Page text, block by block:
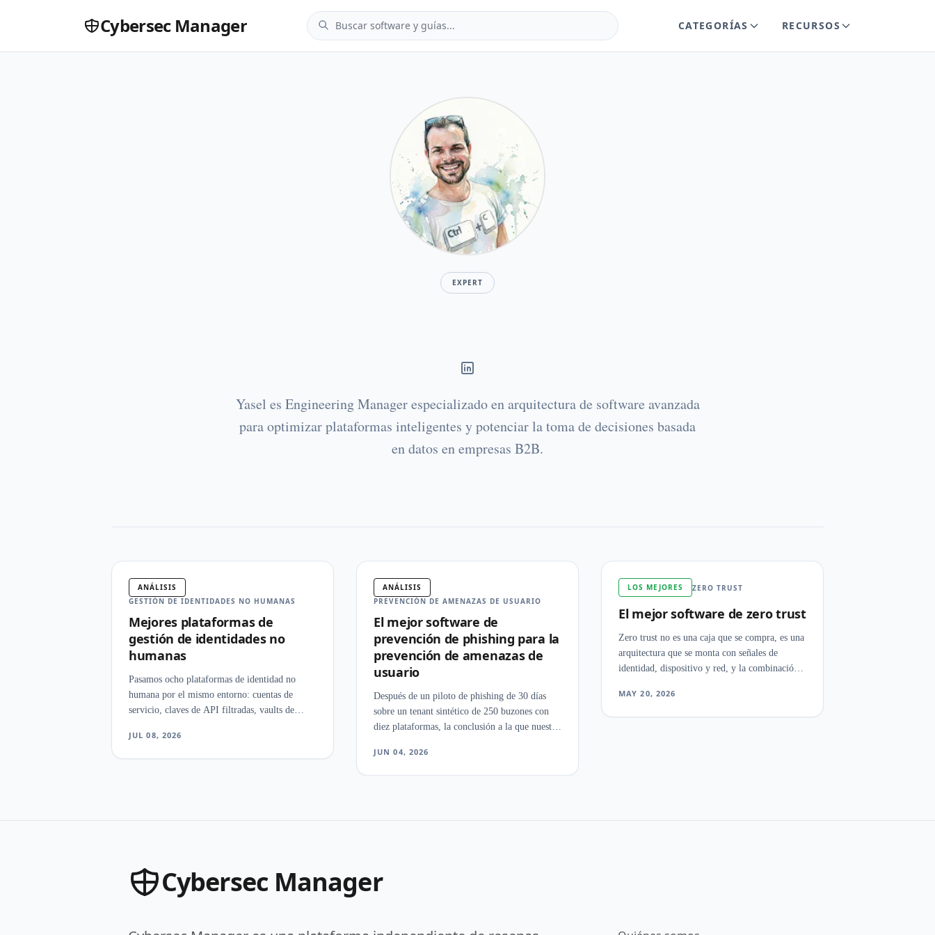
Cybersec Manager CATEGORÍAS RECURSOS
EXPERT
Yasel es Engineering Manager especializado en arquitectura de software avanzada
para optimizar plataformas inteligentes y potenciar la toma de decisiones basada
en datos en empresas B2B.
ANÁLISIS
GESTIÓN DE IDENTIDADES NO HUMANAS
Mejores plataformas de
gestión de identidades no
humanas
Pasamos ocho plataformas de identidad no
humana por el mismo entorno: cuentas de
servicio, claves de API filtradas, vaults de
inventariado. La sorpresa fue lo poco que la
categoría se pone de acuerdo sobre qué es una
JUL 08, 2026
ANÁLISIS
PREVENCIÓN DE AMENAZAS DE USUARIO
El mejor software de
prevención de phishing para la
prevención de amenazas de
usuario
Después de un piloto de phishing de 30 días
sobre un tenant sintético de 250 buzones con
diez plataformas, la conclusión a la que nuestro
detección no es el problema difícil. El
problema difícil es lo que ocurre en los 90
JUN 04, 2026
LOS MEJORES ZERO TRUST
El mejor software de zero trust
Zero trust no es una caja que se compra, es una
arquitectura que se monta con señales de
identidad, dispositivo y red, y la combinación
depende menos del pilar que un proveedor saca
en su marketing que de cuál es la costura que
MAY 20, 2026
Cybersec Manager